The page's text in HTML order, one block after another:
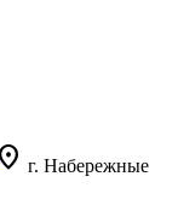
location_on г. Набережные